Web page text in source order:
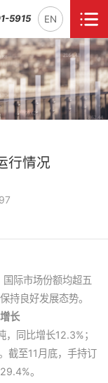
5915 EN
行情况
际市场份额均超五
持良好发展态势。
长
同比增长12.3%；
截至11月底，手持订
。